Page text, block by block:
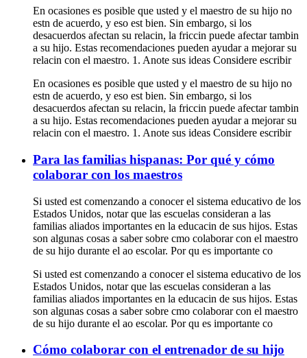
En ocasiones es posible que usted y el maestro de su hijo no
estn de acuerdo, y eso est bien. Sin embargo, si los
desacuerdos afectan su relacin, la friccin puede afectar tambin
a su hijo. Estas recomendaciones pueden ayudar a mejorar su
relacin con el maestro. 1. Anote sus ideas Considere escribir
En ocasiones es posible que usted y el maestro de su hijo no
estn de acuerdo, y eso est bien. Sin embargo, si los
desacuerdos afectan su relacin, la friccin puede afectar tambin
a su hijo. Estas recomendaciones pueden ayudar a mejorar su
relacin con el maestro. 1. Anote sus ideas Considere escribir
Para las familias hispanas: Por qué y cómo
colaborar con los maestros
Si usted est comenzando a conocer el sistema educativo de los
Estados Unidos, notar que las escuelas consideran a las
familias aliados importantes en la educacin de sus hijos. Estas
son algunas cosas a saber sobre cmo colaborar con el maestro
de su hijo durante el ao escolar. Por qu es importante co
Si usted est comenzando a conocer el sistema educativo de los
Estados Unidos, notar que las escuelas consideran a las
familias aliados importantes en la educacin de sus hijos. Estas
son algunas cosas a saber sobre cmo colaborar con el maestro
de su hijo durante el ao escolar. Por qu es importante co
Cómo colaborar con el entrenador de su hijo